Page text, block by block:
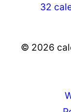
32
© 2026